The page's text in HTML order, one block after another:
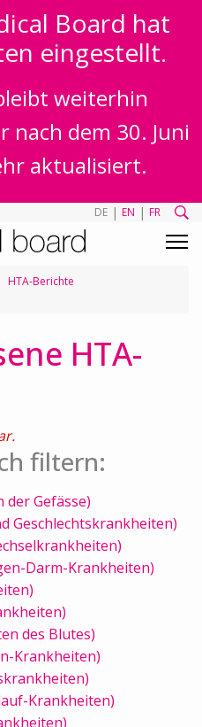
Board hat
eingestellt.
weiterhin
nach dem 30. Juni
aktualisiert.
DE | EN | FR
HTA-Berichte
HTA-
filtern:
Gefässe)
Geschlechtskrankheiten)
Darm-Krankheiten)
des Blutes)
Krankheiten)
Krankheiten)